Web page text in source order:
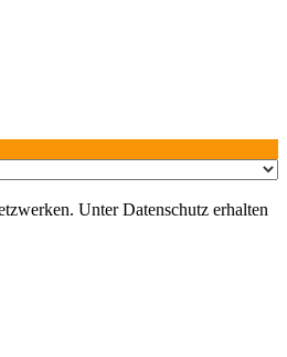
Unter Datenschutz erhalten